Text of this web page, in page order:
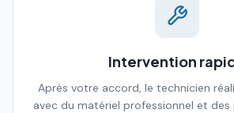
Intervention
Après votre accord, le technicien
avec du matériel professionnel et des